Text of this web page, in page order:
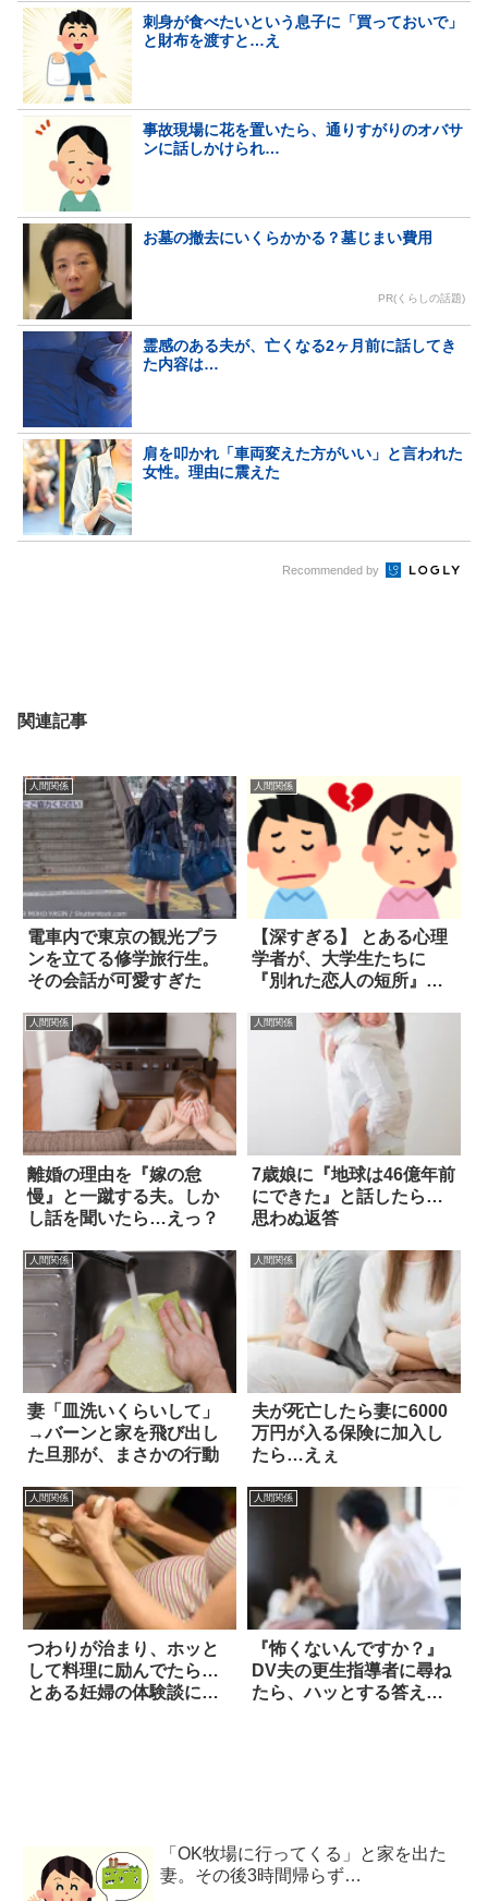
刺身が食べたいという息子に「買っておいで」
と財布を渡すと…え
事故現場に花を置いたら、通りすがりのオバサ
ンに話しかけられ…
お墓の撤去にいくらかかる？墓じまい費用
PR(くらしの話題)
霊感のある夫が、亡くなる2ヶ月前に話してき
た内容は…
肩を叩かれ「車両変えた方がいい」と言われた
女性。理由に震えた
Recommended by
関連記事
人間関係
電車内で東京の観光プラ
ンを立てる修学旅行生。
その会話が可愛すぎた
人間関係
【深すぎる】 とある心理
学者が、大学生たちに
『別れた恋人の短所』を
人間関係
離婚の理由を『嫁の怠
慢』と一蹴する夫。しか
し話を聞いたら…えっ？
人間関係
7歳娘に『地球は46億年前
にできた』と話したら…
思わぬ返答
人間関係
妻「皿洗いくらいして」
→バーンと家を飛び出し
た旦那が、まさかの行動
人間関係
夫が死亡したら妻に6000
万円が入る保険に加入し
たら…えぇ
人間関係
つわりが治まり、ホッと
して料理に励んでたら…
とある妊婦の体験談に震
人間関係
『怖くないんですか？』
DV夫の更生指導者に尋ね
たら、ハッとする答えが
「OK牧場に行ってくる」と家を出た
妻。その後3時間帰らず…